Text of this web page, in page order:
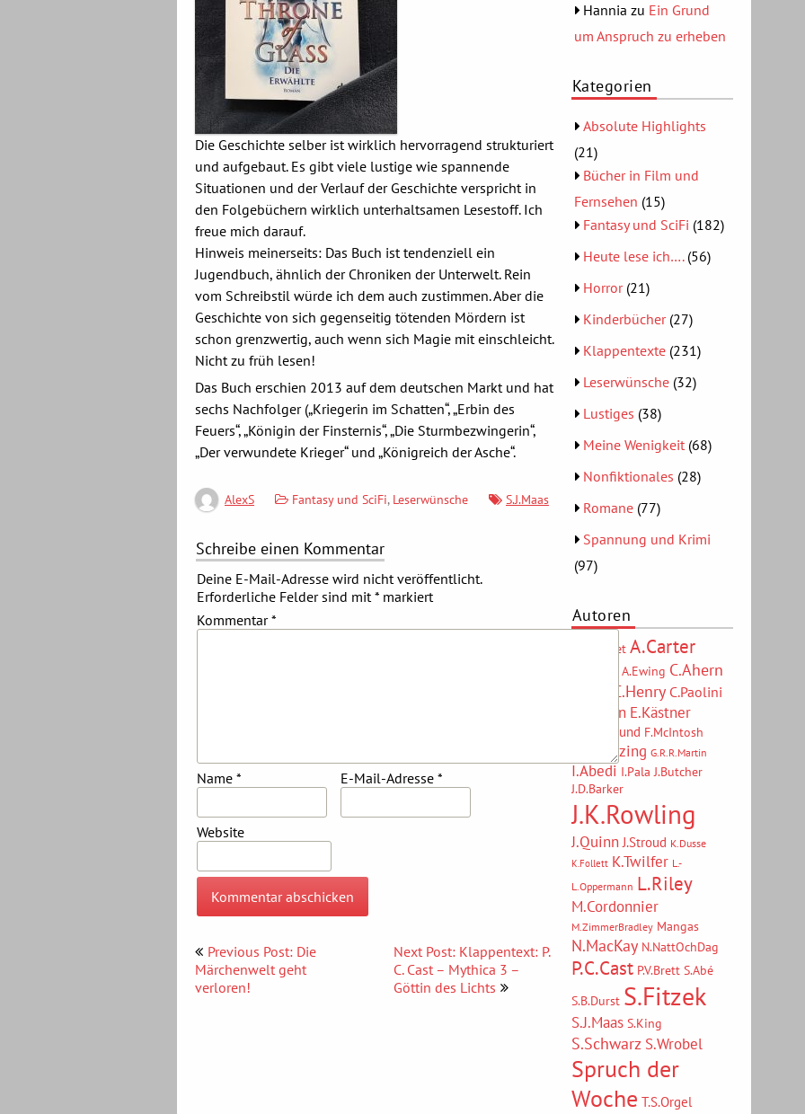
Die Geschichte selber ist wirklich hervorragend strukturiert
und aufgebaut. Es gibt viele lustige wie spannende
Situationen und der Verlauf der Geschichte verspricht in
den Folgebüchern wirklich unterhaltsamen Lesestoff. Ich
freue mich darauf.
Hinweis meinerseits: Das Buch ist tendenziell ein
Jugendbuch, ähnlich der Chroniken der Unterwelt. Rein
vom Schreibstil würde ich dem auch zustimmen. Aber die
Geschichte von sich gegenseitig tötenden Mördern ist
schon grenzwertig, auch wenn sich Magie mit einschleicht.
Nicht zu früh lesen!
Das Buch erschien 2013 auf dem deutschen Markt und hat
sechs Nachfolger („Kriegerin im Schatten“, „Erbin des
Feuers“, „Königin der Finsternis“, „Die Sturmbezwingerin“,
„Der verwundete Krieger“ und „Königreich der Asche“.
AlexS Fantasy und SciFi, Leserwünsche S.J.Maas
Schreibe einen Kommentar
Deine E-Mail-Adresse wird nicht veröffentlicht.
Erforderliche Felder sind mit* markiert
Kommentar*
Name * E-Mail-Adresse *
Website
Beitragsnavigation
Previous Post: Die
Märchenwelt geht
verloren!
Next Post: Klappentext: P.
C. Cast – Mythica 3 –
Göttin des Lichts
Hannia zu Ein Grund
um Anspruch zu erheben
Kategorien
Absolute Highlights
(21)
Bücher in Film und
Fernsehen (15)
Fantasy und SciFi (182)
Heute lese ich….(56)
Horror(21)
Kinderbücher(27)
Klappentexte(231)
Leserwünsche(32)
Lustiges (38)
Meine Wenigkeit(68)
Nonfiktionales (28)
Romane(77)
Spannung und Krimi
(97)
Autoren
A.Bouchet A.Carter
A.Ewing C.Ahern
C.Henry C.Paolini
D.Brown E.Kästner
ErikAxlSund F.McIntosh
F.Schätzing G.R.R.Martin
I.Abedi I.Pala J.Butcher
J.D.Barker
J.K.Rowling
J.Quinn J.Stroud K.Dusse
K.Follett K.Twilfer L.-
L.Oppermann L.Riley
M.Cordonnier
M.ZimmerBradley Mangas
N.MacKay N.NattOchDag
P.C.Cast P.V.Brett S.Abé
S.B.Durst S.Fitzek
S.J.Maas S.King
S.Schwarz S.Wrobel
Spruch der
Woche T.S.Orgel